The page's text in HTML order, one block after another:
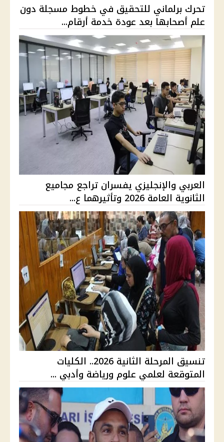
تحرك برلماني للتحقيق في خطوط مسجلة دون
علم أصحابها بعد عودة خدمة أرقام...
العربي والإنجليزي يفسران تراجع مجاميع
الثانوية العامة 2026 وتأثيرهما ع...
تنسيق المرحلة الثانية 2026.. الكليات
المتوقعة لعلمي علوم ورياضة وأدبي ...